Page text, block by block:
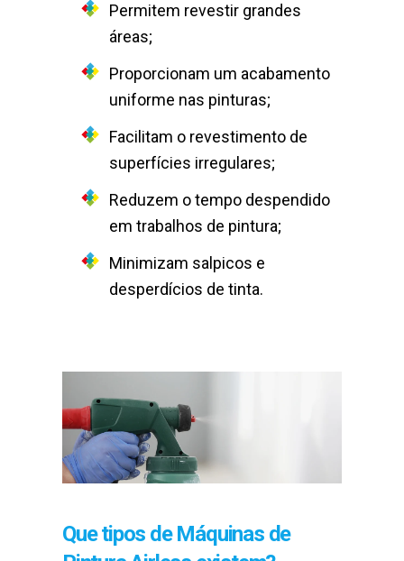
Permitem revestir grandes
áreas;
Proporcionam um acabamento
uniforme nas pinturas;
Facilitam o revestimento de
superfícies irregulares;
Reduzem o tempo despendido
em trabalhos de pintura;
Minimizam salpicos e
desperdícios de tinta.
Que tipos de Máquinas de